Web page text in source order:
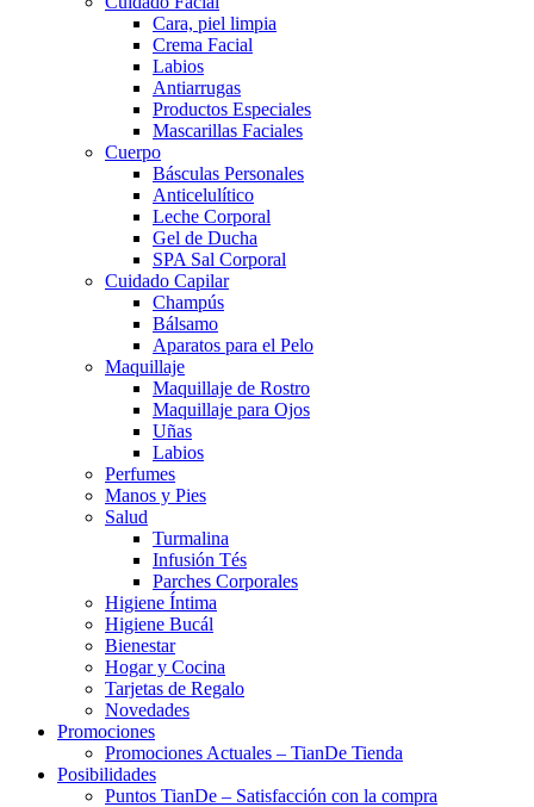
Cara, piel limpia
Crema Facial
Labios
Antiarrugas
Productos Especiales
Mascarillas Faciales
Cuerpo
Básculas Personales
Anticelulítico
Leche Corporal
Gel de Ducha
SPA Sal Corporal
Cuidado Capilar
Champús
Bálsamo
Aparatos para el Pelo
Maquillaje
Maquillaje de Rostro
Maquillaje para Ojos
Uñas
Labios
Perfumes
Manos y Pies
Salud
Turmalina
Infusión Tés
Parches Corporales
Higiene Íntima
Higiene Bucál
Bienestar
Hogar y Cocina
Tarjetas de Regalo
Novedades
Promociones
Promociones Actuales – TianDe Tienda
Posibilidades
Puntos TianDe – Satisfacción con la compra